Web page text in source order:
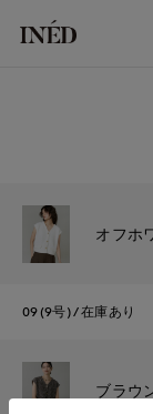
オフホ
09(9号) 在庫あり
ブラウ